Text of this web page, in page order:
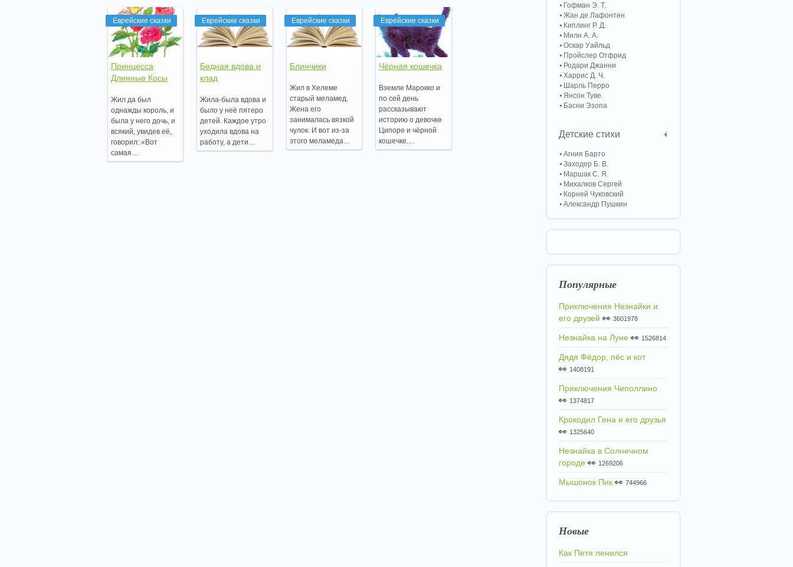
Еврейские сказки
Принцесса
Длинные Косы
Жил да был
однажды король, и
была у него дочь, и
всякий, увидев её,
говорил: «Вот
самая…
Еврейские сказки
Бедная вдова и
клад
Жила-была вдова и
было у неё пятеро
детей. Каждое утро
уходила вдова на
работу, а дети…
Еврейские сказки
Блинчики
Жил в Хелеме
старый меламед.
Жена его
занималась вязкой
чулок. И вот из-за
этого меламеда…
Еврейские сказки
Чёрная кошечка
Вземле Марокко и
по сей день
рассказывают
историю о девочке
Ципоре и чёрной
кошечке.…
Гофман Э. Т.
Жан де Лафонтен
Киплинг Р. Д.
Милн А. А.
Оскар Уайльд
Пройслер Отфрид
Родари Джанни
Харрис Д. Ч.
Шарль Перро
Янсон Туве
Басни Эзопа
Детские стихи
Агния Барто
Заходер Б. В.
Маршак С. Я.
Михалков Сергей
Корней Чуковский
Александр Пушкин
Популярные
Приключения Незнайки и
его друзей 👀 3601978
Незнайка на Луне 👀 1526814
Дядя Фёдор, пёс и кот
👀 1408191
Приключения Чиполлино
👀 1374817
Крокодил Гена и его друзья
👀 1325640
Незнайка в Солнечном
городе 👀 1269206
Мышонок Пик 👀 744966
Новые
Как Петя ленился